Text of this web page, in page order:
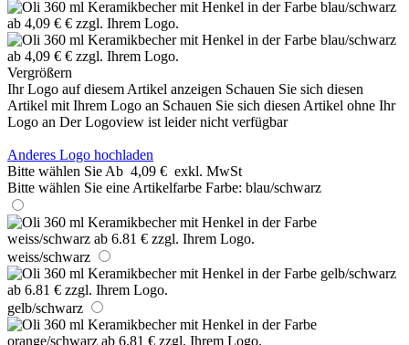
Vergrößern
Ihr Logo auf diesem Artikel anzeigen Schauen Sie sich diesen
Artikel mit Ihrem Logo an Schauen Sie sich diesen Artikel ohne Ihr
Logo an Der Logoview ist leider nicht verfügbar
Anderes Logo hochladen
Bitte wählen Sie Ab 4,09 € exkl. MwSt
Bitte wählen Sie eine Artikelfarbe Farbe: blau/schwarz
weiss/schwarz
gelb/schwarz